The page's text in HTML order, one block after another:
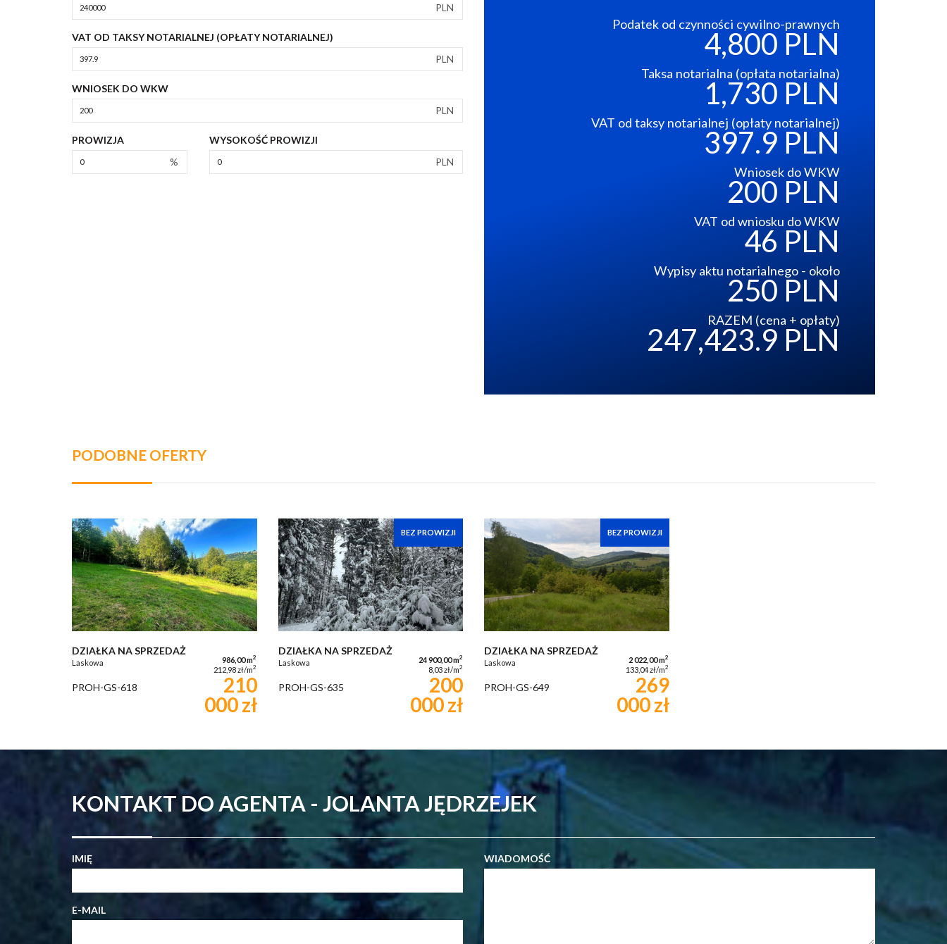
PLN
VAT OD TAKSY NOTARIALNEJ (OPŁATY NOTARIALNEJ)
PLN
WNIOSEK DO WKW
PLN
PROWIZJA
%
WYSOKOŚĆ PROWIZJI
PLN
Podatek od czynności cywilno-prawnych
4,800 PLN
Taksa notarialna (opłata notarialna)
1,730 PLN
VAT od taksy notarialnej (opłaty notarialnej)
397.9 PLN
Wniosek do WKW
200 PLN
VAT od wniosku do WKW
46 PLN
Wypisy aktu notarialnego - około
250 PLN
RAZEM (cena + opłaty)
247,423.9 PLN
PODOBNE OFERTY
DZIAŁKA NA SPRZEDAŻ
Laskowa 986,00 m2
212,98 zł/m2
PROH-GS-618
210
000 zł
BEZ PROWIZJI
DZIAŁKA NA SPRZEDAŻ
Laskowa 24 900,00 m2
8,03 zł/m2
PROH-GS-635
200
000 zł
BEZ PROWIZJI
DZIAŁKA NA SPRZEDAŻ
Laskowa 2 022,00 m2
133,04 zł/m2
PROH-GS-649
269
000 zł
KONTAKT DO AGENTA - JOLANTA JĘDRZEJEK
IMIĘ
E-MAIL
WIADOMOŚĆ